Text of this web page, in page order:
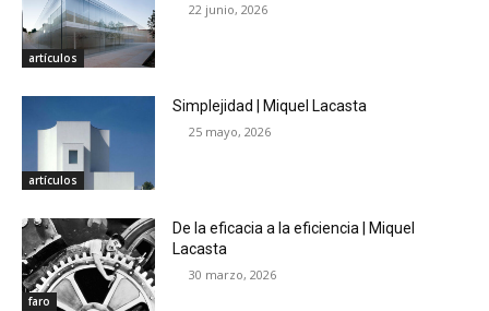
artículos
22 junio, 2026
artículos
Simplejidad | Miquel Lacasta
25 mayo, 2026
faro
De la eficacia a la eficiencia | Miquel
Lacasta
30 marzo, 2026